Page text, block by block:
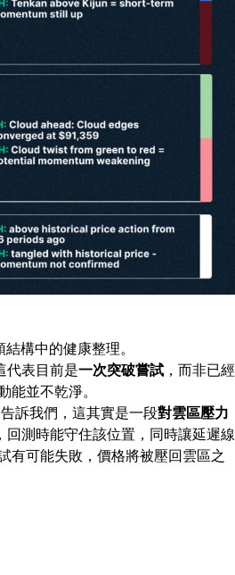
構中的健康整理。
代表目前是一次突破嘗試，而非已經
並不乾淨。
訴我們，這其實是一段對雲區壓力
回測時能守住該位置，同時讓延遲線
有可能失敗，價格將被壓回雲區之